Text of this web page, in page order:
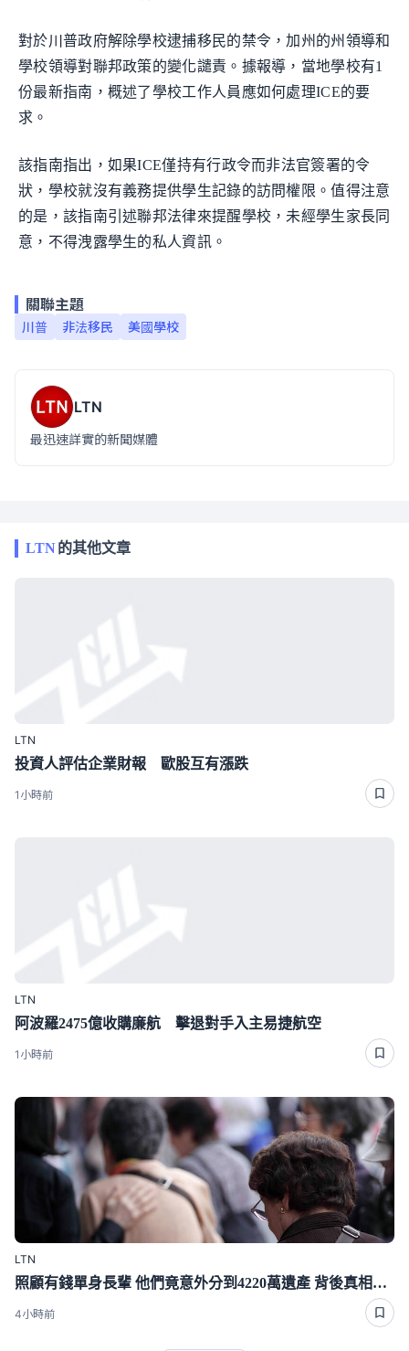
對於川普政府解除學校逮捕移民的禁令，加州的州領導和
學校領導對聯邦政策的變化譴責。據報導，當地學校有1
份最新指南，概述了學校工作人員應如何處理ICE的要
求。
該指南指出，如果ICE僅持有行政令而非法官簽署的令
狀，學校就沒有義務提供學生記錄的訪問權限。值得注意
的是，該指南引述聯邦法律來提醒學校，未經學生家長同
意，不得洩露學生的私人資訊。
關聯主題
川普 非法移民 美國學校
LTN
最迅速詳實的新聞媒體
LTN的其他文章
LTN
投資人評估企業財報 歐股互有漲跌
1小時前
LTN
阿波羅2475億收購廉航 擊退對手入主易捷航空
1小時前
LTN
照顧有錢單身長輩 他們竟意外分到4220萬遺產 背後真相曝光了
4小時前